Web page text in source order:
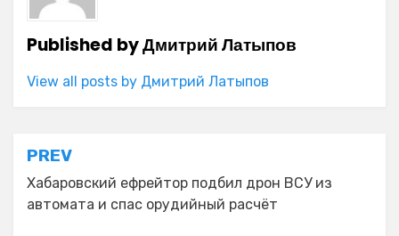
Published byДмитрий Латыпов
View all posts by Дмитрий Латыпов
Навигация
по
записям
PREV
Хабаровский ефрейтор подбил дрон ВСУ из
автомата и спас орудийный расчёт